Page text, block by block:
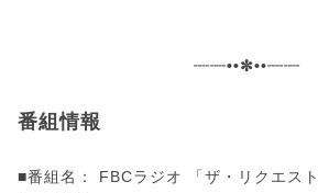
┈┈••✼••┈┈
番組情報
■番組名： FBCラジオ 「ザ・リクエス